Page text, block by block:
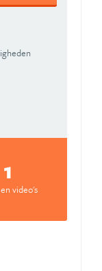
1
video's